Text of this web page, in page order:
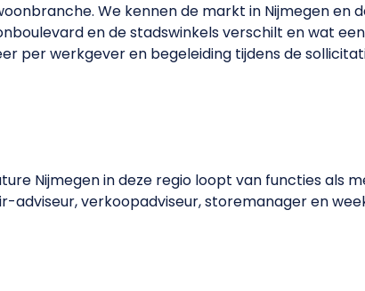
We kennen de markt in Nijmegen en
en de stadswinkels verschilt en wat
per werkgever en begeleiding tijdens de
Nijmegen in deze regio loopt van functies als
verkoopadviseur, storemanager en